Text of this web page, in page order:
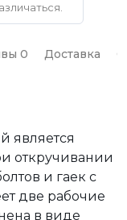
0 Доставка
является
откручивании
и гаек с
две рабочие
в виде